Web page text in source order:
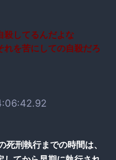
殺してるんだよな
を苦にしての自殺だろ
死刑執行までの時間は、